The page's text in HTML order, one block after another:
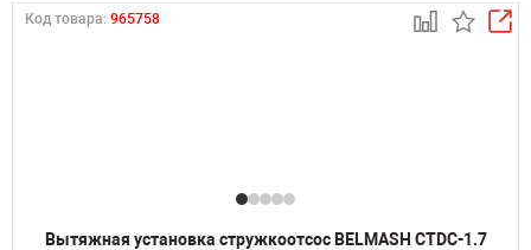
Код товара: 965758
Вытяжная установка стружкоотсос BELMASH CTDC-1.7